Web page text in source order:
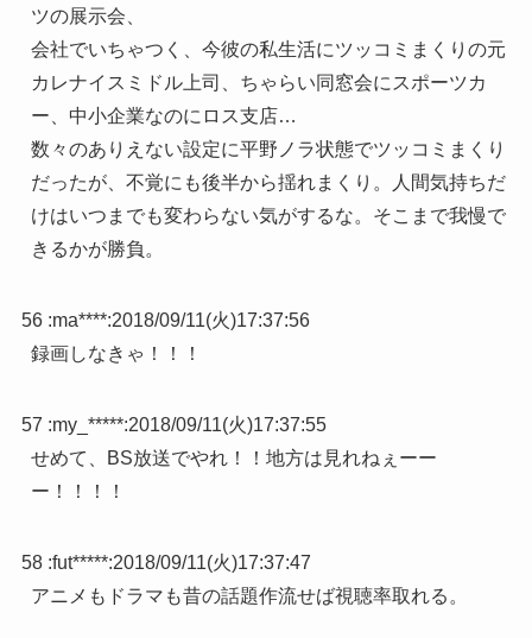
ツの展示会、
会社でいちゃつく、今彼の私生活にツッコミまくりの元
カレナイスミドル上司、ちゃらい同窓会にスポーツカ
ー、中小企業なのにロス支店…
数々のありえない設定に平野ノラ状態でツッコミまくり
だったが、不覚にも後半から揺れまくり。人間気持ちだ
けはいつまでも変わらない気がするな。そこまで我慢で
きるかが勝負。
56 :ma****:2018/09/11(火)17:37:56
録画しなきゃ！！！
57 :my_*****:2018/09/11(火)17:37:55
せめて、BS放送でやれ！！地方は見れねぇーー
ー！！！！
58 :fut*****:2018/09/11(火)17:37:47
アニメもドラマも昔の話題作流せば視聴率取れる。